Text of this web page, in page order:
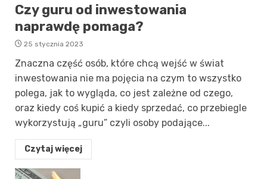
Czy guru od inwestowania
naprawdę pomaga?
25 stycznia 2023
Znaczna część osób, które chcą wejść w świat
inwestowania nie ma pojęcia na czym to wszystko
polega, jak to wygląda, co jest zależne od czego,
oraz kiedy coś kupić a kiedy sprzedać, co przebiegle
wykorzystują „guru” czyli osoby podające...
Czytaj więcej